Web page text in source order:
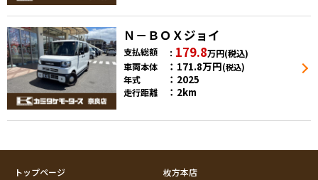
Ｎ－ＢＯＸジョイ
支払総額 179.8万円(税込)
車両本体
171.8万円(税込)
年式 2025
走行距離 2km
トップページ
枚方本店